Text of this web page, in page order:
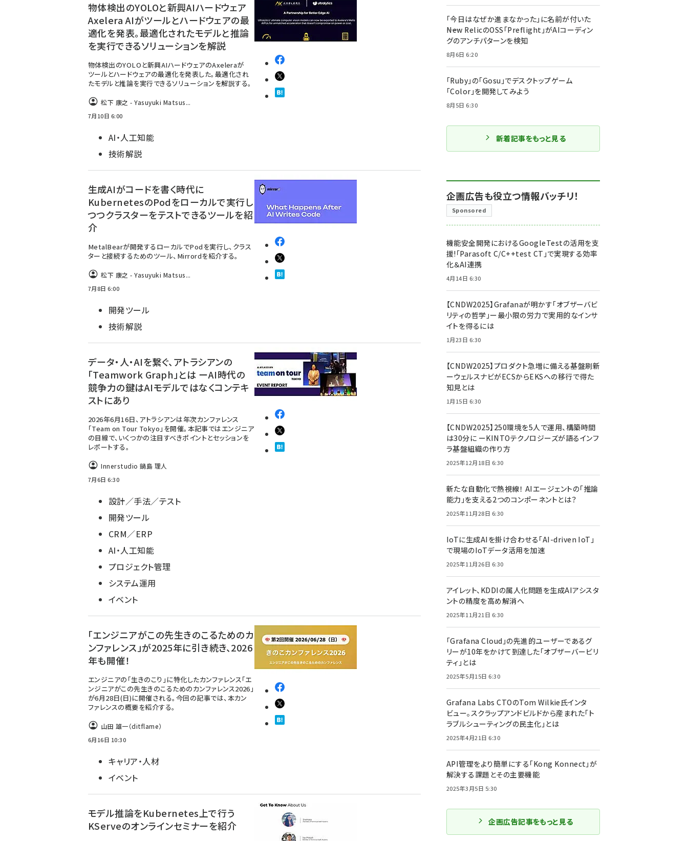
物体検出のYOLOと新興AIハードウェア
Axelera AIがツールとハードウェアの最
適化を発表。最適化されたモデルと推論
を実行できるソリューションを解説
物体検出のYOLOと新興AIハードウェアのAxeleraが
ツールとハードウェアの最適化を発表した。最適化され
たモデルと推論を実行できるソリューションを解説する。
松下 康之 - Yasuyuki Matsus...
7月10日 6:00
AI・人工知能
技術解説
生成AIがコードを書く時代に
KubernetesのPodをローカルで実行し
つつクラスターをテストできるツールを紹
介
MetalBearが開発するローカルでPodを実行し、クラス
ターと接続するためのツール、Mirrordを紹介する。
松下 康之 - Yasuyuki Matsus...
7月8日 6:00
開発ツール
技術解説
データ・人・AIを繋ぐ、アトラシアンの
「Teamwork Graph」とは ーAI時代の
競争力の鍵はAIモデルではなくコンテキ
ストにあり
2026年6月16日、アトラシアンは年次カンファレンス
「Team on Tour Tokyo」を開催。本記事ではエンジニア
の目線で、いくつかの注目すべきポイントとセッションを
レポートする。
Innerstudio 鍋島 理人
7月6日 6:30
設計／手法／テスト
開発ツール
CRM／ERP
AI・人工知能
プロジェクト管理
システム運用
イベント
「エンジニアがこの先生きのこるためのカ
ンファレンス」が2025年に引き続き、2026
年も開催！
エンジニアの「生きのこり」に特化したカンファレンス「エ
ンジニアがこの先生きのこるためのカンファレンス2026」
が6月28日(日)に開催される。今回の記事では、本カン
ファレンスの概要を紹介する。
山田 雄一（ditflame）
6月16日 10:30
キャリア・人材
イベント
モデル推論をKubernetes上で行う
KServeのオンラインセミナーを紹介
「今日はなぜか進まなかった」に名前が付いた
――New RelicのOSS「Preflight」がAIコーディン
グのアンチパターンを検知
8月6日 6:20
「Ruby」の「Gosu」でデスクトップゲーム
「Color」を開発してみよう
8月5日 6:30
新着記事をもっと見る
企画広告も役立つ情報バッチリ！
Sponsored
機能安全開発におけるGoogleTestの活用を支
援!「Parasoft C/C++test CT」で実現する効率
化＆AI連携
4月14日 6:30
【CNDW2025】Grafanaが明かす「オブザーバビ
リティの哲学」ー最小限の労力で実用的なインサ
イトを得るには
1月23日 6:30
【CNDW2025】プロダクト急増に備える基盤刷新
ーウェルスナビがECSからEKSへの移行で得た
知見とは
1月15日 6:30
【CNDW2025】250環境を5人で運用、構築時間
は30分に ーKINTOテクノロジーズが語るインフ
ラ基盤組織の作り方
2025年12月18日 6:30
新たな自動化で熱視線！ AIエージェントの「推論
能力」を支える2つのコンポーネントとは？
2025年11月28日 6:30
IoTに生成AIを掛け合わせる「AI-driven IoT」
で現場のIoTデータ活用を加速
2025年11月26日 6:30
アイレット、KDDIの属人化問題を生成AIアシスタ
ントの精度を高め解消へ
2025年11月21日 6:30
「Grafana Cloud」の先進的ユーザーであるグ
リーが10年をかけて到達した「オブザーバービリ
ティ」とは
2025年5月15日 6:30
Grafana Labs CTOのTom Wilkie氏インタ
ビュー。スクラップアンドビルドから産まれた「ト
ラブルシューティングの民主化」とは
2025年4月21日 6:30
API管理をより簡単にする「Kong Konnect」が
解決する課題とその主要機能
2025年3月5日 5:30
企画広告記事をもっと見る